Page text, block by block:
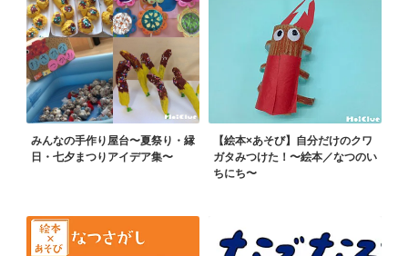
みんなの手作り屋台〜夏祭り・縁
日・七夕まつりアイデア集〜
【絵本×あそび】自分だけのクワ
ガタみつけた！〜絵本／なつのい
ちにち〜